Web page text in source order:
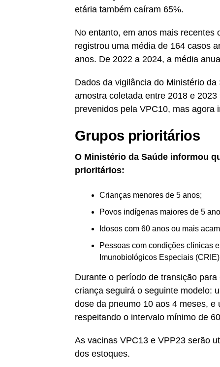
etária também caíram 65%.
No entanto, em anos mais recentes
registrou uma média de 164 casos
anos. De 2022 a 2024, a média
Dados da vigilância do Ministério
amostra coletada entre 2018 e
prevenidos pela VPC10, mas agora
Grupos prioritários
O Ministério da Saúde informou
prioritários:
Crianças menores de 5 anos;
Povos indígenas maiores de 5
Idosos com 60 anos ou mais
Pessoas com condições clínicas
Imunobiológicos Especiais
Durante o período de transição
criança seguirá o seguinte modelo:
dose da pneumo 10 aos 4 meses,
respeitando o intervalo mínimo de
As vacinas VPC13 e VPP23 serão
dos estoques.